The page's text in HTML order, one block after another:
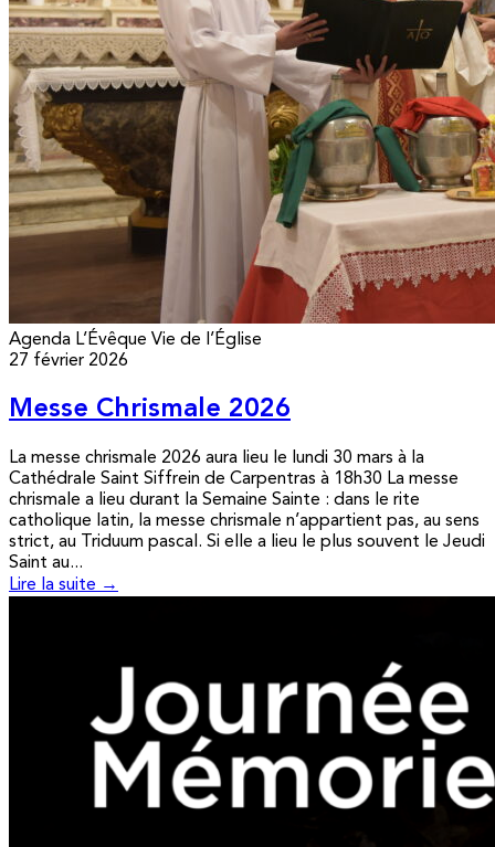
Agenda L’Évêque Vie de l’Église
27 février 2026
Messe Chrismale 2026
La messe chrismale 2026 aura lieu le lundi 30 mars à la
Cathédrale Saint Siffrein de Carpentras à 18h30 La messe
chrismale a lieu durant la Semaine Sainte : dans le rite
catholique latin, la messe chrismale n’appartient pas, au sens
strict, au Triduum pascal. Si elle a lieu le plus souvent le Jeudi
Saint au...
Lire la suite →